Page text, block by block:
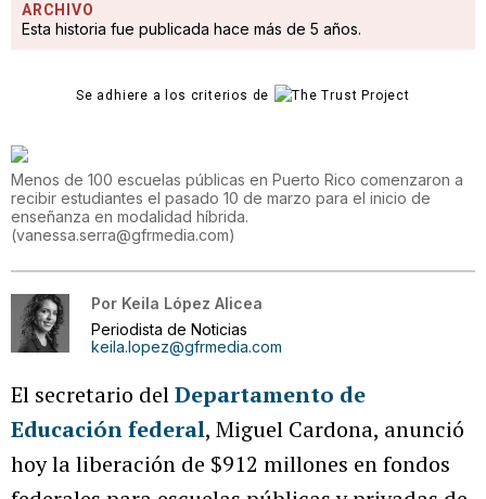
ARCHIVO
Esta historia fue publicada hace más de 5 años.
Se adhiere a los criterios de
Menos de 100 escuelas públicas en Puerto Rico comenzaron a
recibir estudiantes el pasado 10 de marzo para el inicio de
enseñanza en modalidad híbrida.
(vanessa.serra@gfrmedia.com)
Por Keila López Alicea
Periodista de Noticias
keila.lopez@gfrmedia.com
El secretario delDepartamento de
Educación federal, Miguel Cardona, anunció
hoy la liberación de $912 millones en fondos